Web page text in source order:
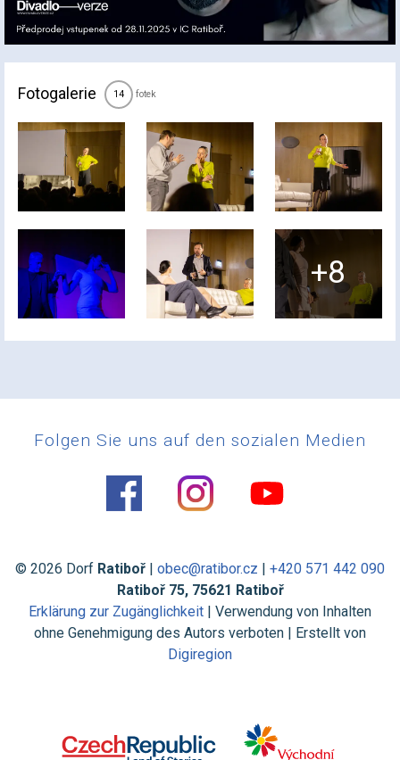
Fotogalerie 14 fotek
+8
Folgen Sie uns auf den sozialen Medien
© 2026 Dorf Ratiboř obec@ratibor.cz
+420 571 442 090
Ratiboř 75, 75621 Ratiboř
Erklärung zur Zugänglichkeit | Verwendung von Inhalten
ohne Genehmigung des Autors verboten | Erstellt von
Digiregion